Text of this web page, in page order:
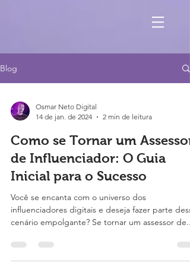
Blog
Osmar Neto Digital
14 de jan. de 2024
2 min de leitura
Como se Tornar um Assessor
de Influenciador: O Guia
Inicial para o Sucesso
Você se encanta com o universo dos
influenciadores digitais e deseja fazer parte
cenário empolgante? Se tornar um assessor de...